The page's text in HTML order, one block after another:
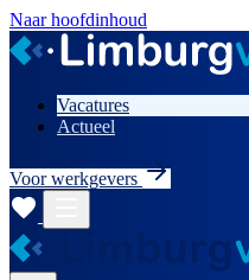
Naar hoofdinhoud
Vacatures
Actueel
Voor werkgevers